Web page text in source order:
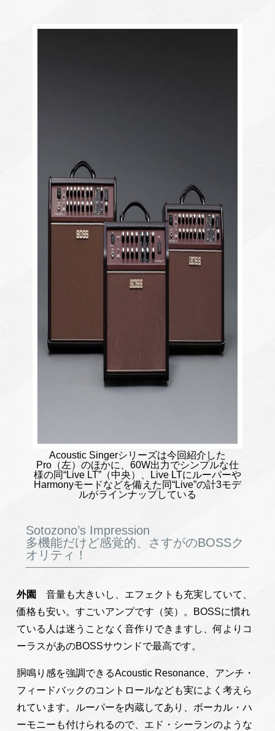
Acoustic Singerシリーズは今回紹介した
Pro（左）のほかに、60W出力でシンプルな仕
様の同“Live LT”（中央）、Live LTにルーパーや
Harmonyモードなどを備えた同“Live”の計3モデ
ルがラインナップしている
Sotozono’s Impression
多機能だけど感覚的、さすがのBOSSク
オリティ！
外園
音量も大きいし、エフェクトも充実していて、
価格も安い。すごいアンプです（笑）。BOSSに慣れ
ている人は迷うことなく音作りできますし、何よりコ
ーラスがあのBOSSサウンドで最高です。
胴鳴り感を強調できるAcoustic Resonance、アンチ・
フィードバックのコントロールなども実によく考えら
れています。ルーパーを内蔵してあり、ボーカル・ハ
ーモニーも付けられるので、エド・シーランのような